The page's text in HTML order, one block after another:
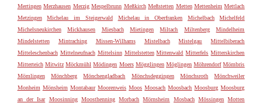
Mertingen Merzhausen Merzig Mespelbrunn Meßkirch Meßstetten Metten Mettenheim Mettlach
Metzingen
Michelau im Steigerwald Michelau in Oberfranken Michelbach
Michelfeld
Michelsneukirchen
Mickhausen Miesbach Mietingen Miltach Miltenberg
Mindelheim
Mindelstetten
Mintraching Missen-Wilhams Mistelbach Mistelgau
Mittelbiberach
Mitteleschenbach Mittelneufnach Mittelsinn Mittelstetten Mittenwald Mitterfels Mitterskirchen
Mitterteich Mitwitz Möckmühl Mödingen Moers Mögglingen Möglingen Möhrendorf Mömbris
Mömlingen
Mönchberg Mönchengladbach Mönchsdeggingen Mönchsroth
Mönchweiler
Monheim Mönsheim Montabaur Moorenweis Moos Moosach Moosbach Moosburg Moosburg
an der Isar
Moosinning Moosthenning Morbach Mörnsheim Mosbach Mössingen Motten